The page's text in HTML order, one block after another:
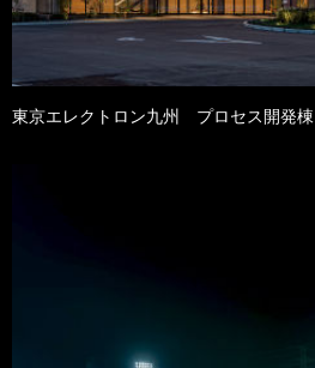
東京エレクトロン九州 プロセス開発棟